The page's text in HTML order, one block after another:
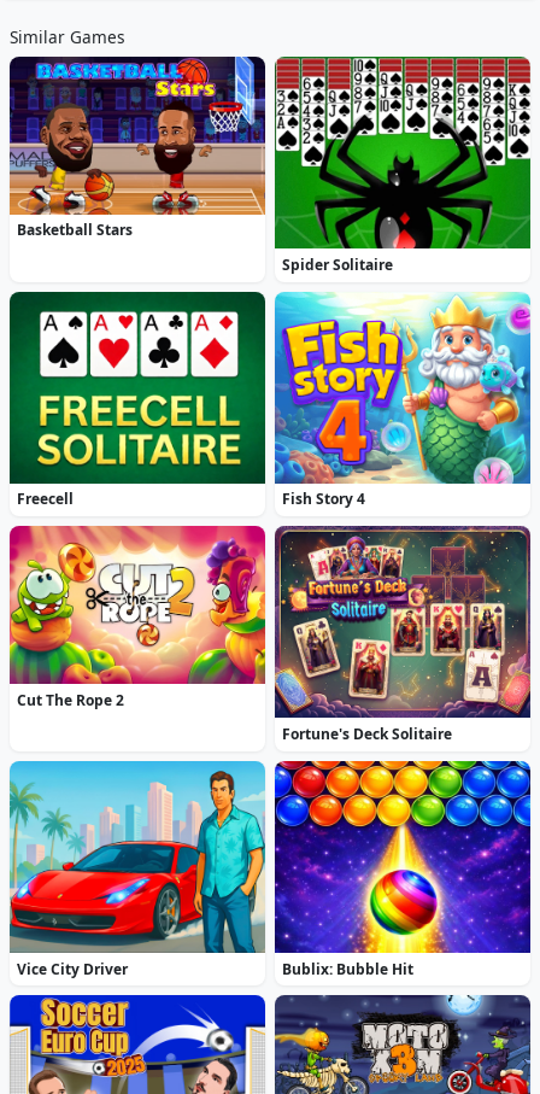
Similar Games
Basketball Stars
Spider Solitaire
Freecell Fish Story 4
Cut The Rope 2
Fortune's Deck Solitaire
Vice City Driver Bublix: Bubble Hit